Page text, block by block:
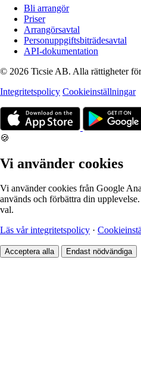
Bli arrangör
Priser
Arrangörsavtal
Personuppgiftsbiträdesavtal
API-dokumentation
© 2026 Ticsie AB. Alla rättigheter
Integritetspolicy Cookieinställningar
🍪
Vi använder cookies
Vi använder cookies från Google
används och förbättra din
val.
Läs vår integritetspolicy ·
Acceptera alla Endast nödvändiga